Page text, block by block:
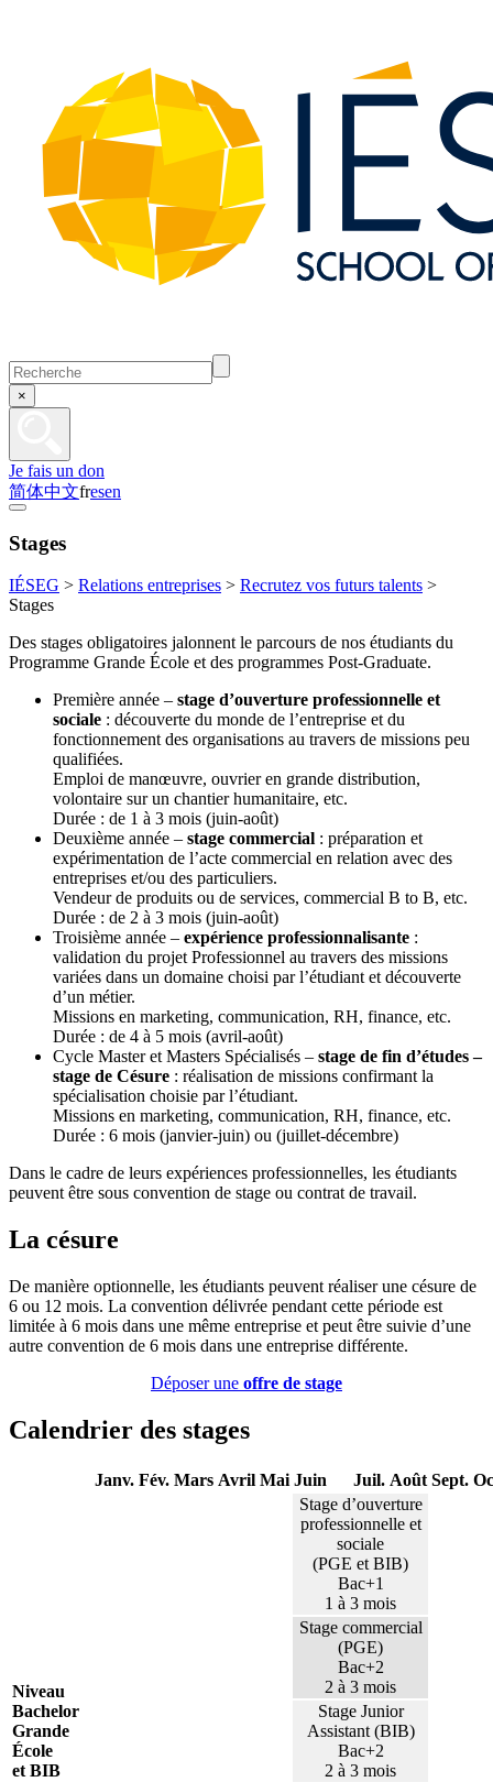
×
Je fais un don
简体中文fresen
Stages
IÉSEG > Relations entreprises > Recrutez vos futurs talents >
Stages
Des stages obligatoires jalonnent le parcours de nos étudiants du
Programme Grande École et des programmes Post-Graduate.
Première année – stage d’ouverture professionnelle et
sociale : découverte du monde de l’entreprise et du
fonctionnement des organisations au travers de missions peu
qualifiées.
Emploi de manœuvre, ouvrier en grande distribution,
volontaire sur un chantier humanitaire, etc.
Durée : de 1 à 3 mois (juin-août)
Deuxième année – stage commercial : préparation et
expérimentation de l’acte commercial en relation avec des
entreprises et/ou des particuliers.
Vendeur de produits ou de services, commercial B to B, etc.
Durée : de 2 à 3 mois (juin-août)
Troisième année – expérience professionnalisante :
validation du projet Professionnel au travers des missions
variées dans un domaine choisi par l’étudiant et découverte
d’un métier.
Missions en marketing, communication, RH, finance, etc.
Durée : de 4 à 5 mois (avril-août)
Cycle Master et Masters Spécialisés – stage de fin d’études –
stage de Césure : réalisation de missions confirmant la
spécialisation choisie par l’étudiant.
Missions en marketing, communication, RH, finance, etc.
Durée : 6 mois (janvier-juin) ou (juillet-décembre)
Dans le cadre de leurs expériences professionnelles, les étudiants
peuvent être sous convention de stage ou contrat de travail.
La césure
De manière optionnelle, les étudiants peuvent réaliser une césure de
6 ou 12 mois. La convention délivrée pendant cette période est
limitée à 6 mois dans une même entreprise et peut être suivie d’une
autre convention de 6 mois dans une entreprise différente.
Déposer une offre de stage
Calendrier des stages
Janv. Fév. Mars Avril Mai Juin Juil. Août Sept.
Niveau
Bachelor
Grande
École
et BIB
Stage d’ouverture
professionnelle et
sociale
(PGE et BIB)
Bac+1
1 à 3 mois
Stage commercial
(PGE)
Bac+2
2 à 3 mois
Stage Junior
Assistant (BIB)
Bac+2
2 à 3 mois